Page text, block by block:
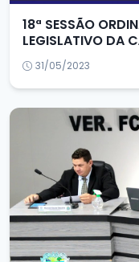
18ª SESSÃO
LEGISLATIVO DA
FORQUILHA/CE
31/05/2023